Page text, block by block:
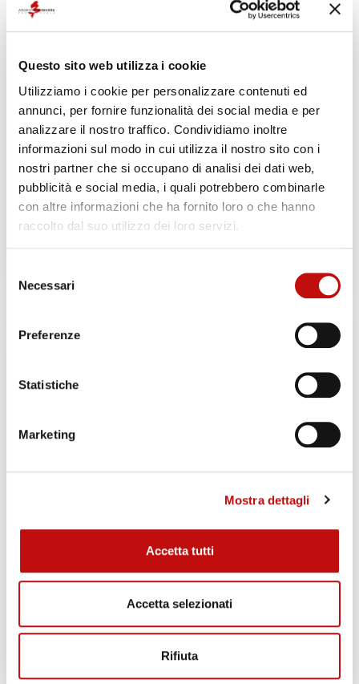
Questo sito web utilizza i cookie
Utilizziamo i cookie per personalizzare contenuti ed
annunci, per fornire funzionalità dei social media e per
analizzare il nostro traffico. Condividiamo inoltre
informazioni sul modo in cui utilizza il nostro sito con i
nostri partner che si occupano di analisi dei dati web,
pubblicità e social media, i quali potrebbero combinarle
con altre informazioni che ha fornito loro o che hanno
raccolto dal suo utilizzo dei loro servizi.
delNecessari
Preferenze
Statistiche
Marketing
Mostra dettagli
Accetta tutti
Accetta selezionati
Rifiuta
480,00
Il corso Advanced è studiato per essere il
tue capacità subacquee in modo da farti
sentire più a tuo agio in acqua.
Durata corso:
3 giorni
SCEGLI
REGALA QUESTO
Corso Essential of Recreational
€750,00
Il corso UTD Essentials of Recreational
Diving è un punto di ingresso per i subacquei
già certificati ed è il prerequisito per molte